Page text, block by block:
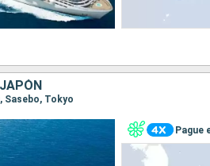
Sasebo, Tokyo
Pague